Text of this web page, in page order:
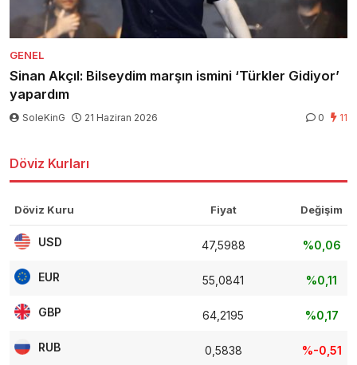
GENEL
Sinan Akçıl: Bilseydim marşın ismini ‘Türkler Gidiyor’
yapardım
SoleKinG 21 Haziran 2026 0 11
Döviz Kurları
Döviz Kuru Fiyat Değişim
USD 47,5988 %0,06
EUR 55,0841 %0,11
GBP 64,2195 %0,17
RUB 0,5838 %-0,51